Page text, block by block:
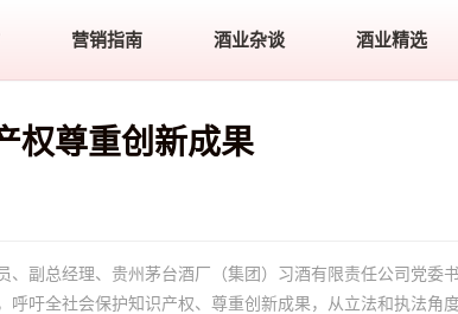
营销指南 酒业杂谈 酒业精选
权尊重创新成果
副总经理、贵州茅台酒厂（集团）习酒有限责任公司党委书
吁全社会保护知识产权、尊重创新成果，从立法和执法角